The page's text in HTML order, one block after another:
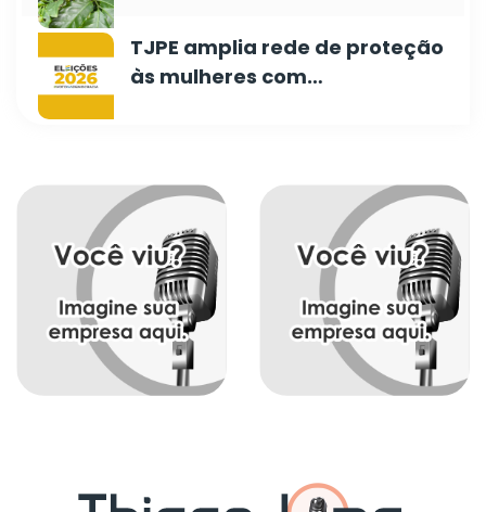
TJPE amplia rede de proteção
às mulheres com…